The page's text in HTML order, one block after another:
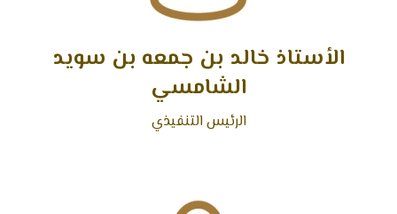
الأستاذ خالد بن جمعه بن سويد
الشامسي
الرئيس التنفيذي